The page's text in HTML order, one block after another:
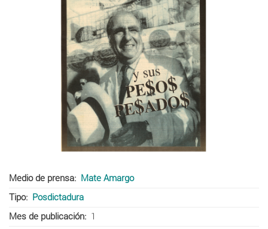
Medio de prensa
Mate Amargo
Tipo
Posdictadura
Mes de publicación
1